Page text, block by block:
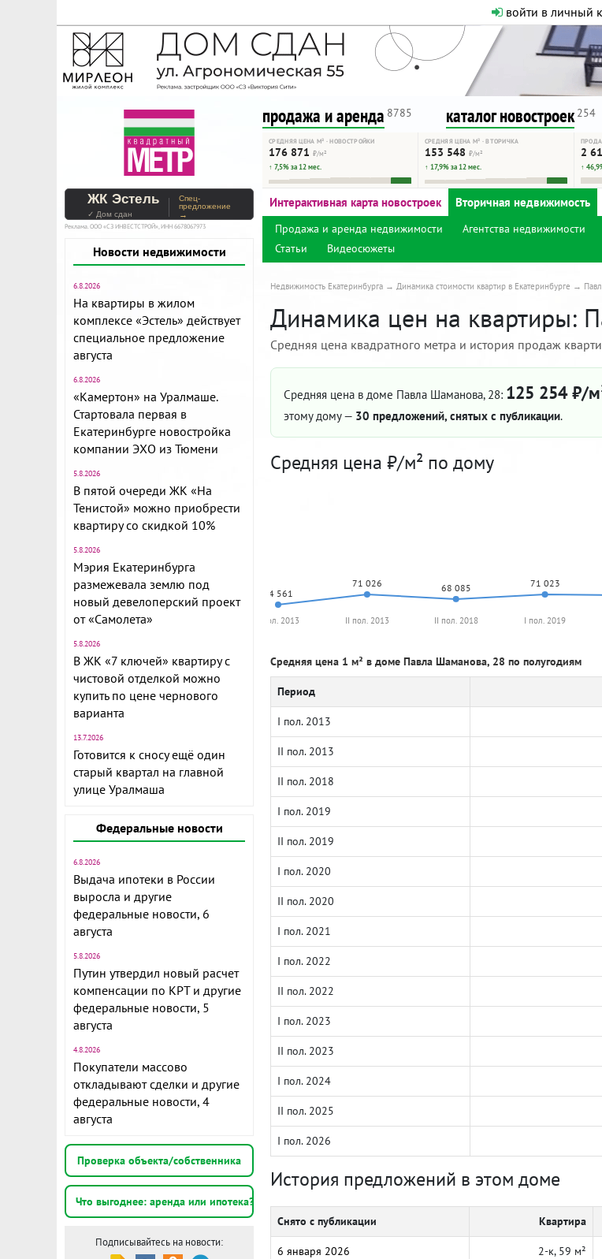
войти в личный
На Метре реклама - только нормальная. Никакого
Помогайте независимому ресурсу, как он
продажа и аренда 8785 каталог новостроек 254
СРЕДНЯЯ ЦЕНА М² · НОВОСТРОЙКИ
176 871 ₽/м²
↑ 7,5% за 12 мес.
СРЕДНЯЯ ЦЕНА М² · ВТОРИЧКА
153 548 ₽/м²
↑ 17,9% за 12 мес.
2
↑
ЖК Эстель
✓ Дом сдан
Спец-
предложение
→
Реклама. ООО «СЗ ИНВЕСТСТРОЙ», ИНН 6678067973
Новости недвижимости
6.8.2026
На квартиры в жилом
комплексе «Эстель» действует
специальное предложение
августа
6.8.2026
«Камертон» на Уралмаше.
Стартовала первая в
Екатеринбурге новостройка
компании ЭХО из Тюмени
5.8.2026
В пятой очереди ЖК «На
Тенистой» можно приобрести
квартиру со скидкой 10%
5.8.2026
Мэрия Екатеринбурга
размежевала землю под
новый девелоперский проект
от «Самолета»
5.8.2026
В ЖК «7 ключей» квартиру с
чистовой отделкой можно
купить по цене чернового
варианта
13.7.2026
Готовится к сносу ещё один
старый квартал на главной
улице Уралмаша
Федеральные новости
6.8.2026
Выдача ипотеки в России
выросла и другие
федеральные новости, 6
августа
5.8.2026
Путин утвердил новый расчет
компенсации по КРТ и другие
федеральные новости, 5
августа
4.8.2026
Покупатели массово
откладывают сделки и другие
федеральные новости, 4
августа
Проверка объекта/собственника
Что выгоднее: аренда или ипотека?
Подписывайтесь на новости:
Интерактивная карта новостроек Вторичная недвижимость
Продажа и аренда недвижимости Агентства недвижимости
Статьи
Видеосюжеты
Недвижимость Екатеринбурга Динамика стоимости квартир в Екатеринбурге
Динамика цен на квартиры:
Средняя цена квадратного метра и история продаж
Средняя цена в доме Павла Шаманова, 28: 125 254 ₽/
этому дому — 30 предложений, снятых с публикации.
Средняя цена ₽/м² по дому
64 561
71 026 68 085 71 023
I пол. 2013 II пол. 2013 II пол. 2018 I пол. 2019
Средняя цена 1 м² в доме Павла Шаманова, 28 по полугодиям
Период
I пол. 2013
II пол. 2013
II пол. 2018
I пол. 2019
II пол. 2019
I пол. 2020
II пол. 2020
I пол. 2021
I пол. 2022
II пол. 2022
I пол. 2023
II пол. 2023
I пол. 2024
II пол. 2025
I пол. 2026
История предложений в этом доме
Снято с публикации Квартира
6 января 2026 2-к, 59 м²